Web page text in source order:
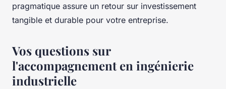
pragmatique assure un retour sur investissement
tangible et durable pour votre entreprise.
Vos questions sur
l'accompagnement en ingénierie
industrielle